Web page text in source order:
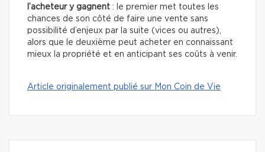
l’acheteur y gagnent : le premier met toutes les
chances de son côté de faire une vente sans
possibilité d’enjeux par la suite (vices ou autres),
alors que le deuxième peut acheter en connaissant
mieux la propriété et en anticipant ses coûts à venir.
Article originalement publié sur Mon Coin de Vie